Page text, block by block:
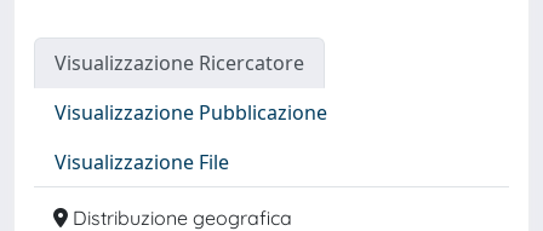
Visualizzazione Ricercatore
Visualizzazione Pubblicazione
Visualizzazione File
Distribuzione geografica